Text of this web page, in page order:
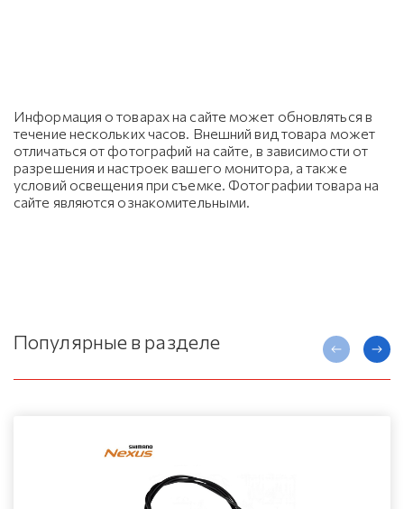
Информация о товарах на сайте может обновляться в
течение нескольких часов. Внешний вид товара может
отличаться от фотографий на сайте, в зависимости от
разрешения и настроек вашего монитора, а также
условий освещения при съемке. Фотографии товара на
сайте являются ознакомительными.
Популярные в разделе